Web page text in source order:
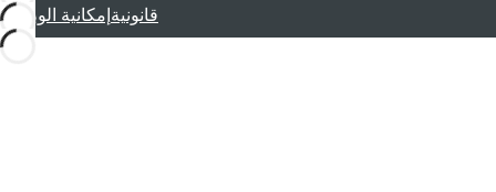
قانونية إمكانية الوصول